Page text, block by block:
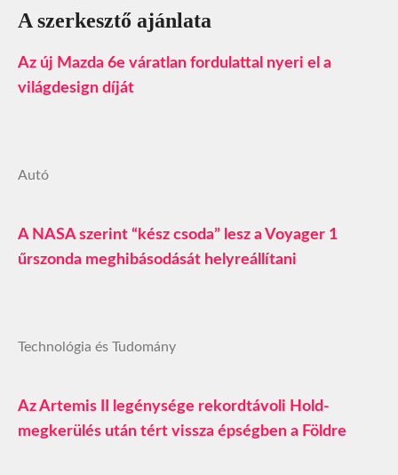
A szerkesztő ajánlata
Az új Mazda 6e váratlan fordulattal nyeri el a
világdesign díját
Autó
A NASA szerint “kész csoda” lesz a Voyager 1
űrszonda meghibásodását helyreállítani
Technológia és Tudomány
Az Artemis II legénysége rekordtávoli Hold-
megkerülés után tért vissza épségben a Földre